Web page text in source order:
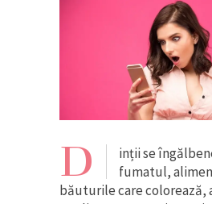
D
inții se
fumatul,
băuturile care colorează,